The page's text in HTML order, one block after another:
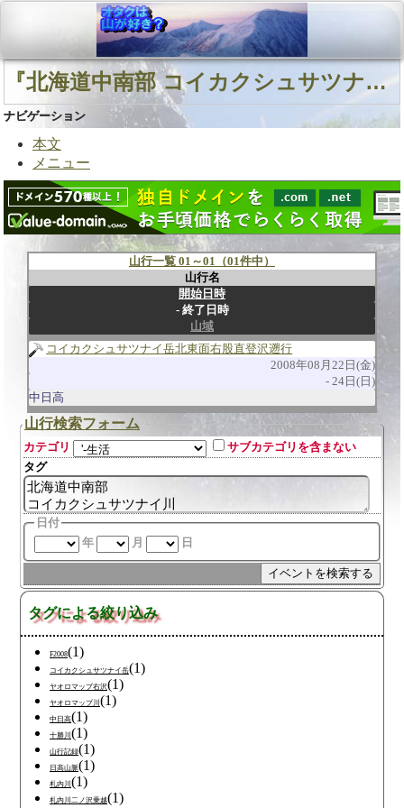
『北海道中南部 コイカクシュサツナイ川 コイカクシュサツナイ岳北東面右股直登沢』に関連する山行
ナビゲーション
本文
メニュー
山行一覧 01～01（01件中）
山行名
開始日時
終了日時
山域
コイカクシュサツナイ岳北東面右股直登沢遡行
2008年08月22日(金)
24日(日)
中日高
山行検索フォーム
カテゴリ
サブカテゴリを含まない
タグ
日付
年
月 日
タグによる絞り込み
F2008(1)
コイカクシュサツナイ岳(1)
ヤオロマップ右沢(1)
ヤオロマップ川 (1)
中日高(1)
十勝川 (1)
山行記録(1)
日高山脈(1)
札内川 (1)
札内川二ノ沢乗越(1)